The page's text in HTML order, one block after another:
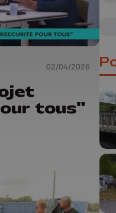
02/04/2026
tous"